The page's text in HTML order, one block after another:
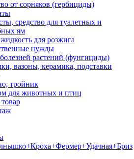
от сорняков (гербициды)
средство для туалетных и
ям
для розжига
нужды
растений (фунгициды)
вазоны, керамика, подставки
тройник
для животных и птиц